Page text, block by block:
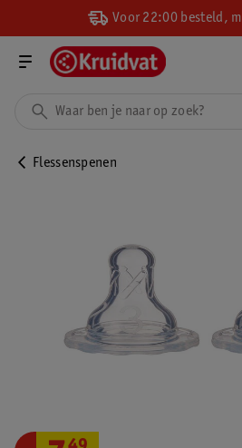
Voor 22:00 besteld,
Flessenspenen